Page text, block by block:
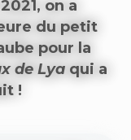
on a
du petit
pour la
de Lya qui a
!